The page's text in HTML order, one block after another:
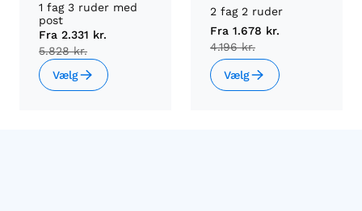
1 fag 3 ruder med
post
Fra 2.331 kr.
5.828 kr.
Vælg
2 fag 2 ruder
Fra 1.678 kr.
4.196 kr.
Vælg